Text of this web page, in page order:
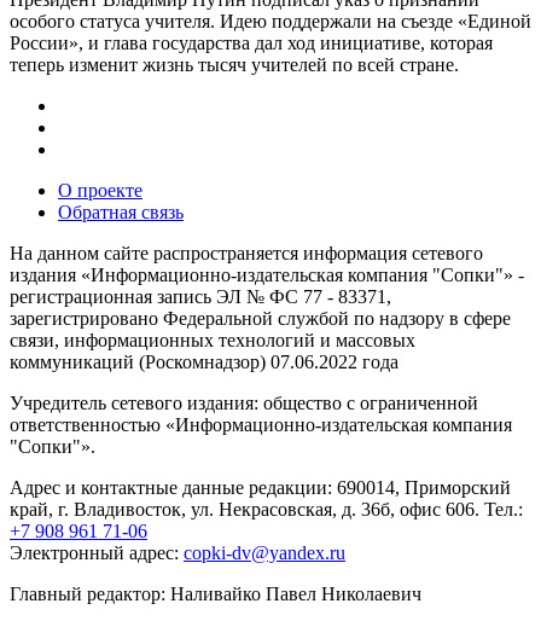
особого статуса учителя. Идею поддержали на съезде «Единой
России», и глава государства дал ход инициативе, которая
теперь изменит жизнь тысяч учителей по всей стране.
О проекте
Обратная связь
На данном сайте распространяется информация сетевого
издания «Информационно-издательская компания "Сопки"» -
регистрационная запись ЭЛ № ФС 77 - 83371,
зарегистрировано Федеральной службой по надзору в сфере
связи, информационных технологий и массовых
коммуникаций (Роскомнадзор) 07.06.2022 года
Учредитель сетевого издания: общество с ограниченной
ответственностью «Информационно-издательская компания
"Сопки"».
Адрес и контактные данные редакции: 690014, Приморский
край, г. Владивосток, ул. Некрасовская, д. 36б, офис 606. Тел.:
+7 908 961 71-06
Электронный адрес: copki-dv@yandex.ru
Главный редактор: Наливайко Павел Николаевич